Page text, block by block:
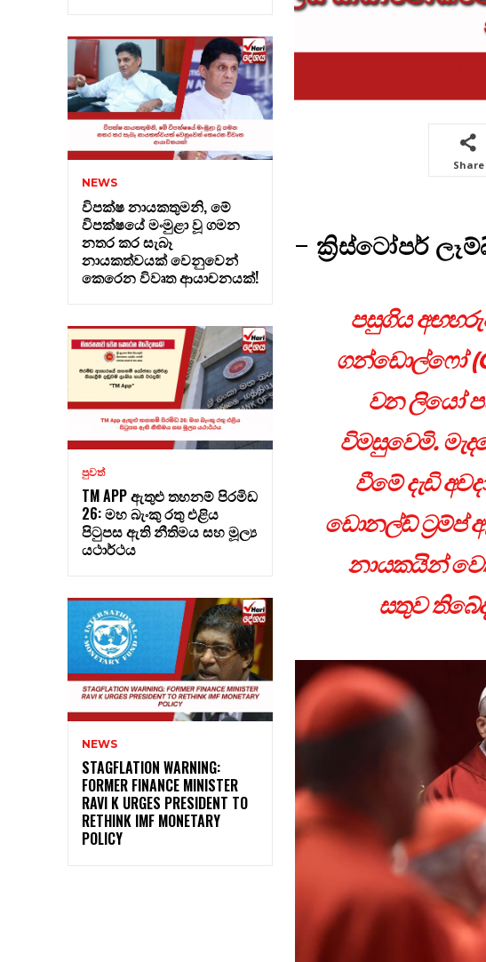
NEWS
විපක්ෂ නායකතුමනි, මේ
විපක්ෂයේ මංමුළා වූ ගමන
නතර කර සැබෑ
නායකත්වයක් වෙනුවෙන්
කෙරෙන විවෘත ආයාචනයක්!
පුවත්
TM APP ඇතුළු තහනම් පිරමිඩ
26: මහ බැංකු රතු එළිය
පිටුපස ඇති නීතිමය සහ මූල්‍ය
යථාර්ථය
NEWS
STAGFLATION WARNING:
FORMER FINANCE MINISTER
RAVI K URGES PRESIDENT TO
RETHINK IMF MONETARY
POLICY
Share
– ක්‍රිස්ටෝපර්
පසුගිය
ගන්ඩොල්ෆෝ
වන ලියෝ
විමසුවෙමි.
වීමේ දැඩි
ඩොනල්ඩ් ට්‍රම්ප්
නායකයින්
සතුව